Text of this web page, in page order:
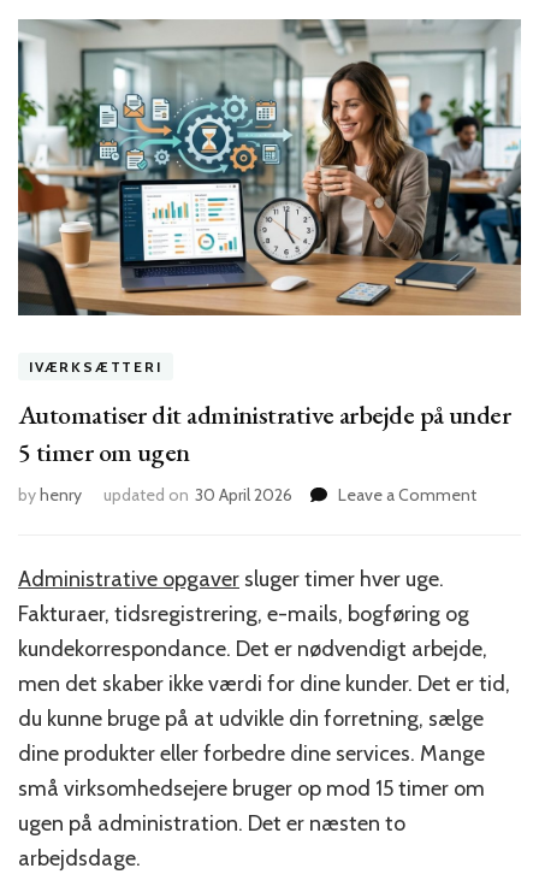
IVÆRKSÆTTERI
Automatiser dit administrative arbejde på under
5 timer om ugen
byhenry updated on 30 April 2026 Leave a Commenton
under
timer
om
ugen
Administrative opgaver sluger timer hver uge.
Fakturaer, tidsregistrering, e-mails, bogføring og
kundekorrespondance. Det er nødvendigt arbejde,
men det skaber ikke værdi for dine kunder. Det er tid,
du kunne bruge på at udvikle din forretning, sælge
dine produkter eller forbedre dine services. Mange
små virksomhedsejere bruger op mod 15 timer om
ugen på administration. Det er næsten to
arbejdsdage.